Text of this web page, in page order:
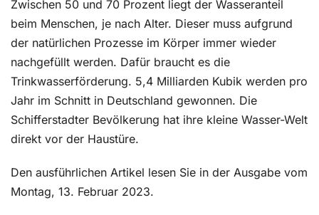
Zwischen 50 und 70 Prozent liegt der Wasseranteil
beim Menschen, je nach Alter. Dieser muss aufgrund
der natürlichen Prozesse im Körper immer wieder
nachgefüllt werden. Dafür braucht es die
Trinkwasserförderung. 5,4 Milliarden Kubik werden pro
Jahr im Schnitt in Deutschland gewonnen. Die
Schifferstadter Bevölkerung hat ihre kleine Wasser-Welt
direkt vor der Haustüre.
Den ausführlichen Artikel lesen Sie in der Ausgabe vom
Montag, 13. Februar 2023.